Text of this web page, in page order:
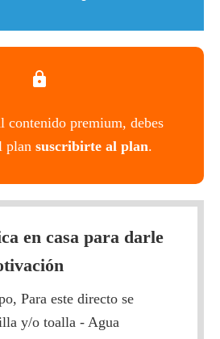
contenido premium, debes
plan suscribirte al plan.
en casa para darle
Para este directo se
y/o toalla - Agua